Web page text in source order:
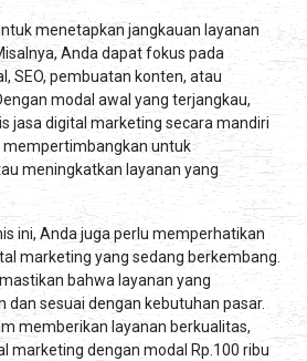
menetapkan jangkauan layanan
Anda dapat fokus pada
SEO, pembuatan konten, atau
modal awal yang terjangkau,
jasa digital marketing secara mandiri
untuk
meningkatkan layanan yang
ini, Anda juga perlu memperhatikan
marketing yang sedang berkembang.
bahwa layanan yang
sesuai dengan kebutuhan pasar.
memberikan layanan berkualitas,
marketing dengan modal Rp.100 ribu